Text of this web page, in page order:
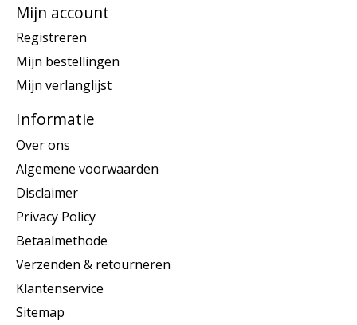
Mijn account
Registreren
Mijn bestellingen
Mijn verlanglijst
Informatie
Over ons
Algemene voorwaarden
Disclaimer
Privacy Policy
Betaalmethode
Verzenden & retourneren
Klantenservice
Sitemap